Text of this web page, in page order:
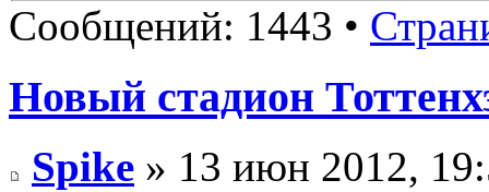
Сообщений: 1443 •
Новый стадион
Spike » 13 июн 2012,